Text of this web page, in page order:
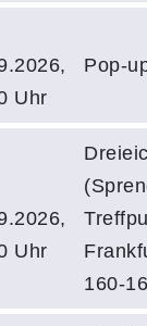
Uhr
Pop-
Uhr
160-